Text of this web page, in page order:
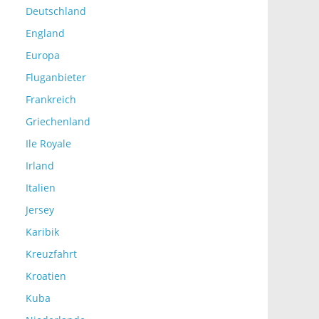
Deutschland
England
Europa
Fluganbieter
Frankreich
Griechenland
Ile Royale
Irland
Italien
Jersey
Karibik
Kreuzfahrt
Kroatien
Kuba